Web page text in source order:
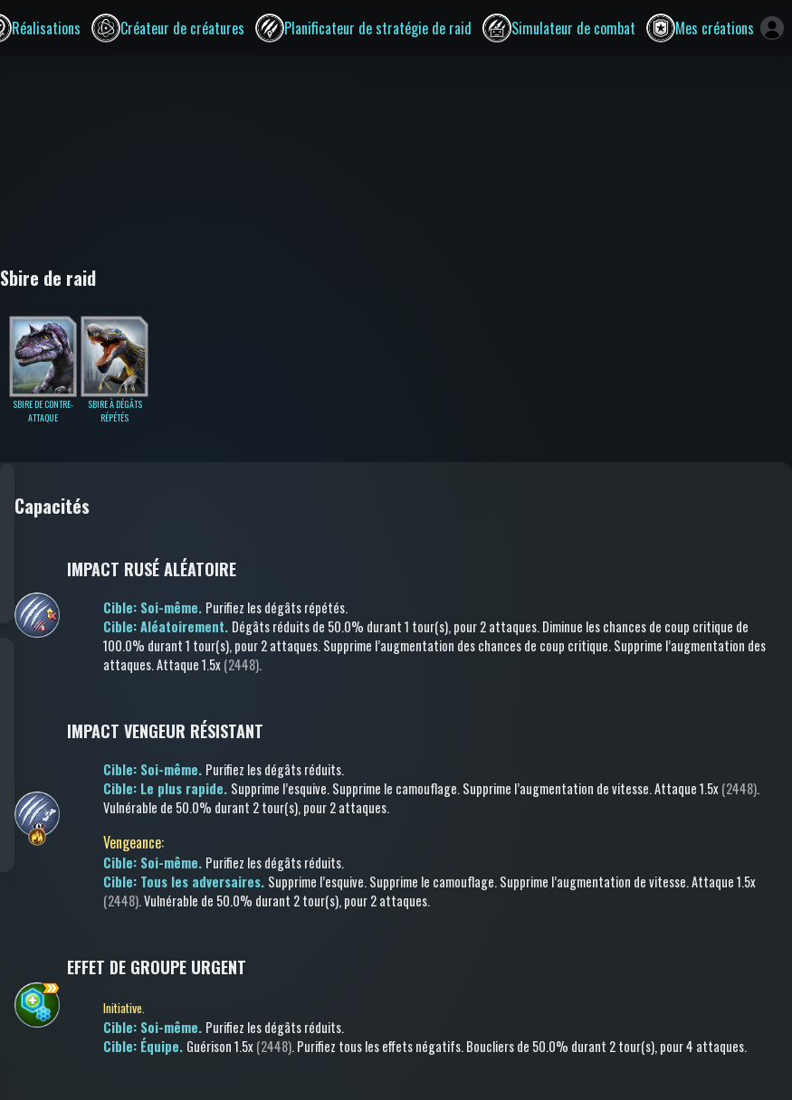
Réalisations Créateur de créatures Planificateur de stratégie de raid Simulateur de combat Mes créations
Sbire de raid
SBIRE DE CONTRE-
ATTAQUE
SBIRE À DÉGÂTS
RÉPÉTÉS
Capacités
IMPACT RUSÉ ALÉATOIRE
Cible: Soi-même. Purifiez les dégâts répétés.
Cible: Aléatoirement. Dégâts réduitsde 50.0% durant 1 tour(s), pour 2 attaques.Diminue les chances de coup critique de
100.0% durant 1 tour(s), pour 2 attaques.Supprime l’augmentation des chances de coup critique.Supprime l’augmentation des
attaques.Attaque1.5x(2448).
IMPACT VENGEUR RÉSISTANT
Cible: Soi-même. Purifiez les dégâts réduits.
Cible: Le plus rapide. Supprime l’esquive.Supprime le camouflage.Supprime l’augmentation de vitesse.Attaque1.5x(2448).
Vulnérable de 50.0% durant 2 tour(s), pour 2 attaques.
Vengeance:
Cible: Soi-même. Purifiez les dégâts réduits.
Cible: Tous les adversaires. Supprime l’esquive.Supprime le camouflage.Supprime l’augmentation de vitesse.Attaque1.5x
(2448).Vulnérable de 50.0% durant 2 tour(s), pour 2 attaques.
EFFET DE GROUPE URGENT
Initiative.
Cible: Soi-même. Purifiez les dégâts réduits.
Cible: Équipe. Guérison1.5x(2448).Purifiez tous les effets négatifs.Boucliersde 50.0% durant 2 tour(s), pour 4 attaques.